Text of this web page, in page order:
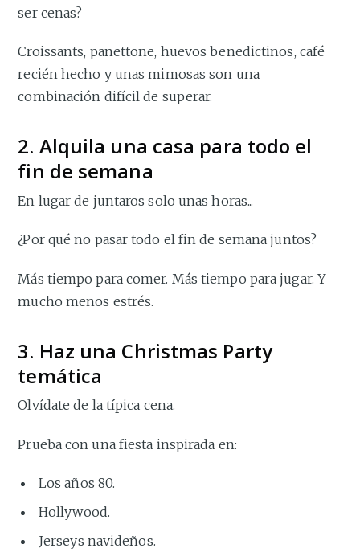
ser cenas?
Croissants, panettone, huevos benedictinos, café
recién hecho y unas mimosas son una
combinación difícil de superar.
2. Alquila una casa para todo el
fin de semana
En lugar de juntaros solo unas horas...
¿Por qué no pasar todo el fin de semana juntos?
Más tiempo para comer. Más tiempo para jugar. Y
mucho menos estrés.
3. Haz una Christmas Party
temática
Olvídate de la típica cena.
Prueba con una fiesta inspirada en:
Los años 80.
Hollywood.
Jerseys navideños.